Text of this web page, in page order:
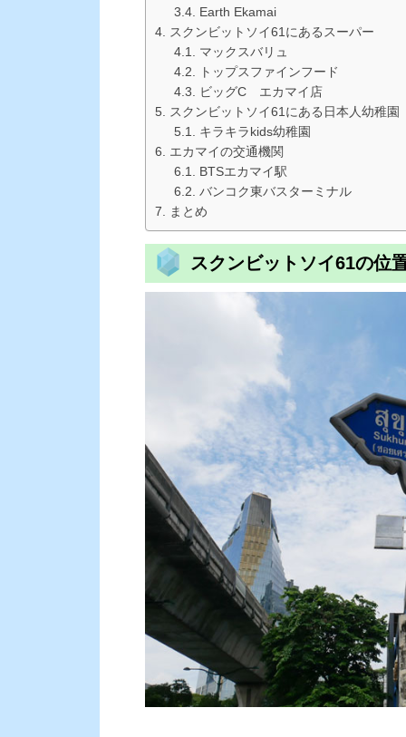
Earth Ekamai
スクンビットソイ61にあるスーパー
マックスバリュ
トップスファインフード
ビッグC エカマイ店
スクンビットソイ61にある日本人幼稚園
キラキラkids幼稚園
エカマイの交通機関
BTSエカマイ駅
バンコク東バスターミナル
まとめ
スクンビットソイ61の位